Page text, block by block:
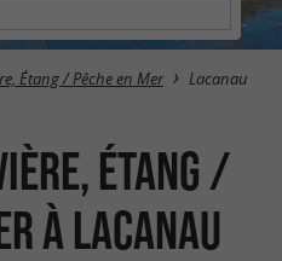
Étang / Pêche en Mer Lacanau
Étang /
à Lacanau